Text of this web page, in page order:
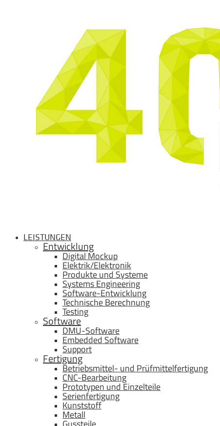
LEISTUNGEN
Entwicklung
Digital Mockup
Elektrik/Elektronik
Produkte und Systeme
Systems Engineering
Software-Entwicklung
Technische Berechnung
Testing
Software
DMU-Software
Embedded Software
Support
Fertigung
Betriebsmittel- und Prüfmittelfertigung
CNC-Bearbeitung
Prototypen und Einzelteile
Serienfertigung
Kunststoff
Metall